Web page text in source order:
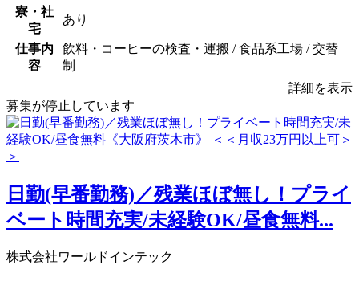
寮・社
宅
あり
仕事内
容
飲料・コーヒーの検査・運搬 / 食品系工場 / 交替
制
詳細を表示
募集が停止しています
日勤(早番勤務)／残業ほぼ無し！プライ
ベート時間充実/未経験OK/昼食無料...
株式会社ワールドインテック